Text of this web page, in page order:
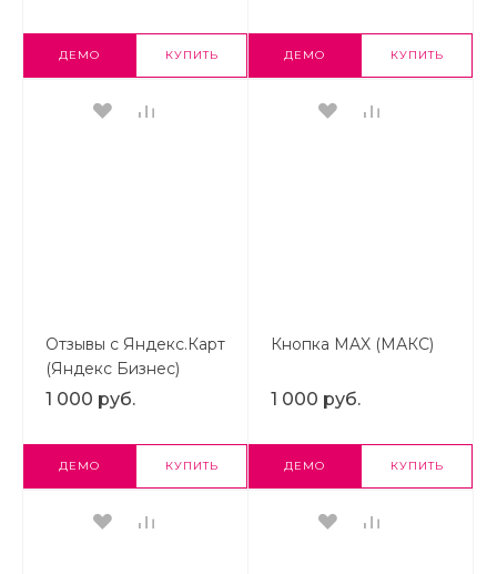
ДЕМО КУПИТЬ ДЕМО КУПИТЬ
Отзывы с Яндекс.Карт
(Яндекс Бизнес)
1 000 руб.
ДЕМО КУПИТЬ
Кнопка MAX (МАКС)
1 000 руб.
ДЕМО КУПИТЬ